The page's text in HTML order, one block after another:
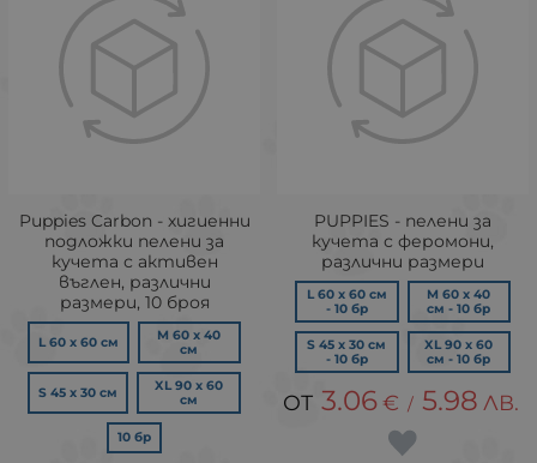
Puppies Carbon - хигиенни
подложки пелени за
кучета с активен
въглен, различни
размери, 10 броя
L 60 x 60 см
M 60 x 40
см
S 45 x 30 см
XL 90 x 60
см
10 бр
PUPPIES - пелени за
кучета с феромони,
различни размери
L 60 х 60 см
- 10 бр
M 60 х 40
см - 10 бр
S 45 х 30 см
- 10 бр
XL 90 х 60
см - 10 бр
3.06 € / 5.98 ЛВ.